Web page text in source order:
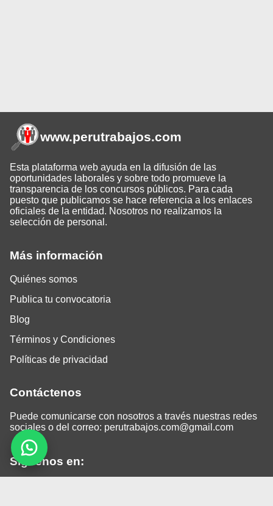
Más información
Quiénes somos
Publica tu convocatoria
Blog
Términos y Condiciones
Políticas de privacidad
Contáctenos
Puede comunicarse con nosotros a través nuestras redes
sociales o del correo: perutrabajos.com@gmail.com
Siguenos en:
www.perutrabajos.com
Esta plataforma web ayuda en la difusión de las
oportunidades laborales y sobre todo promueve la
transparencia de los concursos públicos. Para cada
puesto que publicamos se hace referencia a los enlaces
oficiales de la entidad. Nosotros no realizamos la
selección de personal.